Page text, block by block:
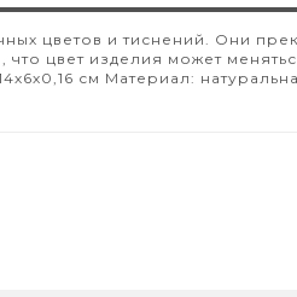
цветов и тиснений. Они
цвет изделия может
см Материал: